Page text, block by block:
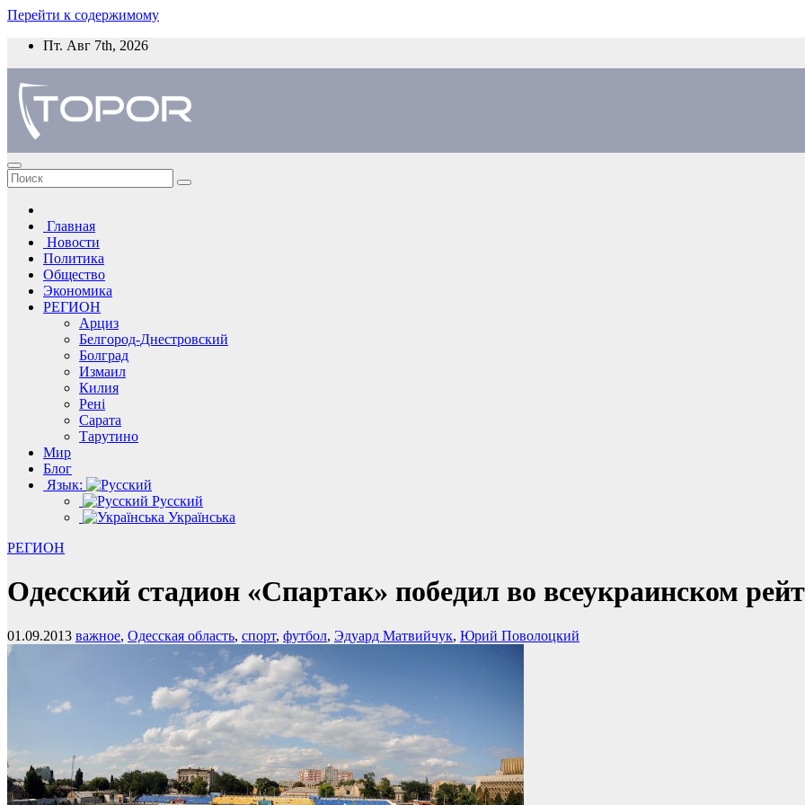
Перейти к содержимому
Пт. Авг 7th, 2026
Главная
Новости
Политика
Общество
Экономика
РЕГИОН
Арциз
Белгород-Днестровский
Болград
Измаил
Килия
Рені
Сарата
Тарутино
Мир
Блог
Язык:
Русский
Українська
РЕГИОН
Одесский стадион «Спартак» победил во всеукраинском
01.09.2013 важное, Одесская область, спорт, футбол, Эдуард Матвийчук, Юрий Поволоцкий